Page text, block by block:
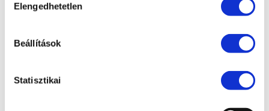
kiválasztása
Elengedhetetlen
Beállítások
Statisztikai
Koronavírus
Pénzügyek